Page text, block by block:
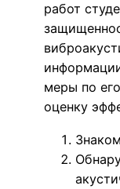
работ
меры по
оценку